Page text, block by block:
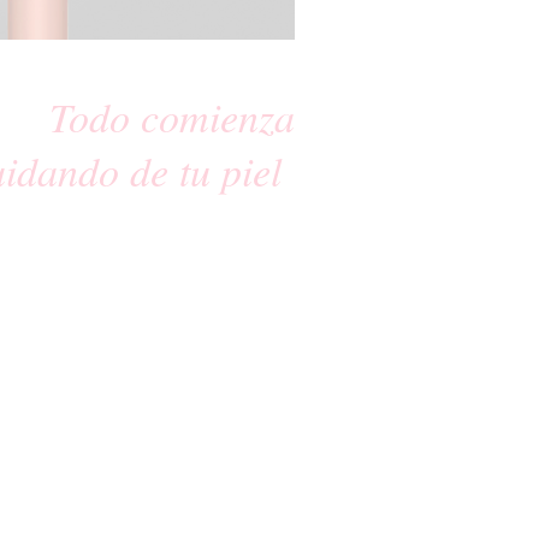
Todo comienza
de tu piel